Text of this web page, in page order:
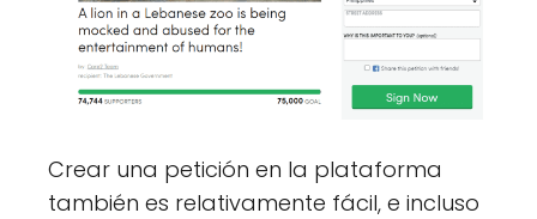
Crear una petición en la plataforma
también es relativamente fácil, e incluso